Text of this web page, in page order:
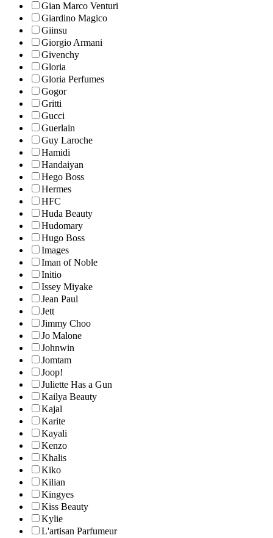
Gian Marco Venturi
Giardino Magico
Giinsu
Giorgio Armani
Givenchy
Gloria
Gloria Perfumes
Gogor
Gritti
Gucci
Guerlain
Guy Laroche
Hamidi
Handaiyan
Hego Boss
Hermes
HFC
Huda Beauty
Hudomary
Hugo Boss
Images
Iman of Noble
Initio
Issey Miyake
Jean Paul
Jett
Jimmy Choo
Jo Malone
Johnwin
Jomtam
Joop!
Juliette Has a Gun
Kailya Beauty
Kajal
Karite
Kayali
Kenzo
Khalis
Kiko
Kilian
Kingyes
Kiss Beauty
Kylie
L'artisan Parfumeur